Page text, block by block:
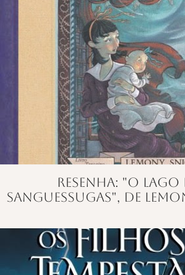
Resenha: "O lago
sanguessugas", de